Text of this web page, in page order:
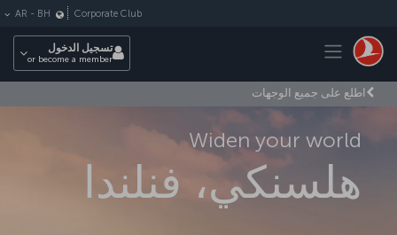
Toggle navigation
Corporate Club
AR - BH
تسجيل الدخول
or become a member
اطلع على جميع الوجهات
Widen your world
هلسنكي، فنلندا